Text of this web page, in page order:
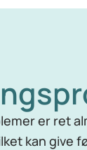
er ret
kan give